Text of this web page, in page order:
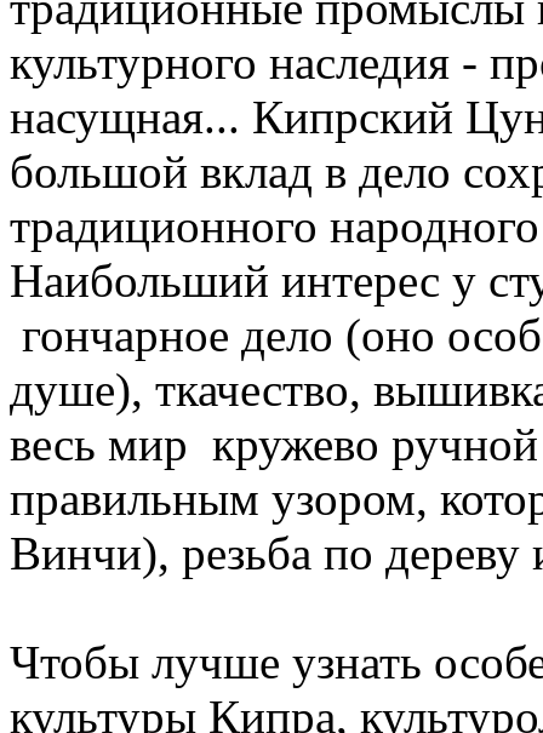
культурного наследия -
насущная... Кипрский
большой вклад в дело
традиционного
Наибольший интерес у
гончарное дело (оно
душе), ткачество,
весь мир кружево
правильным узором,
Винчи), резьба по дереву
Чтобы лучше узнать
культуры Кипра,